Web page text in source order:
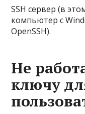
SSH сервер (в
компьютер с
OpenSSH).
Не
ключу